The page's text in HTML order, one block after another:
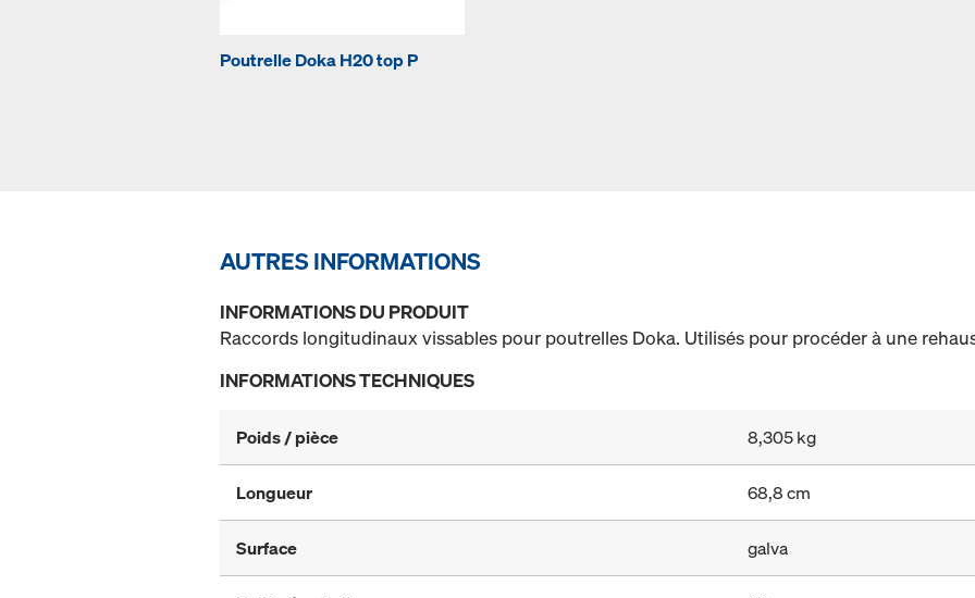
Poutrelle Doka H20 top P
AUTRES INFORMATIONS
INFORMATIONS DU PRODUIT
Raccords longitudinaux vissables pour poutrelles Doka. Utilisés pour procéder à une
INFORMATIONS TECHNIQUES
Poids / pièce 8,305 kg
Longueur 68,8 cm
Surface galva